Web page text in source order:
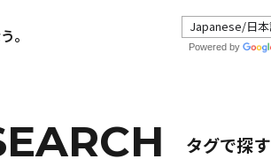
。
Powered by
タグで探す